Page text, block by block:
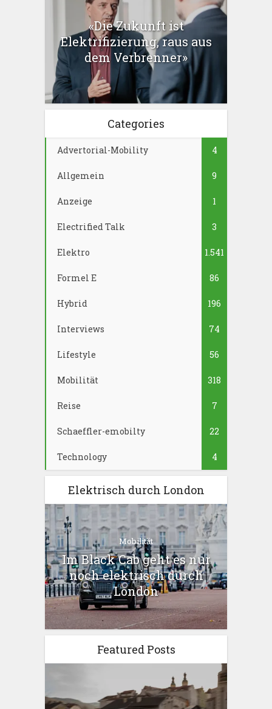
«Die Zukunft ist
Elektrifizierung, raus aus
dem Verbrenner»
Categories
Advertorial-Mobility 4
Allgemein 9
Anzeige 1
Electrified Talk 3
Elektro 1.541
Formel E 86
Hybrid 196
Interviews 74
Lifestyle 56
Mobilität 318
Reise 7
Schaeffler-emobilty 22
Technology 4
Elektrisch durch London
Mobilität
Im Black Cab geht es nur
noch elektrisch durch
London
Featured Posts